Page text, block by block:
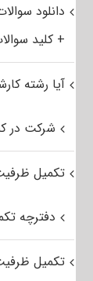
دانلود
+ کلید
آیا رشته
شرکت در
تکمیل ظرفیت
دفترچه
تکمیل ظرفیت